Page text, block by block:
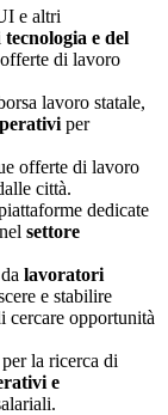
e altri
tecnologia e del
di lavoro
lavoro statale,
per
offerte di lavoro
città.
dedicate
settore
lavoratori
e stabilire
cercare opportunità
la ricerca di
e